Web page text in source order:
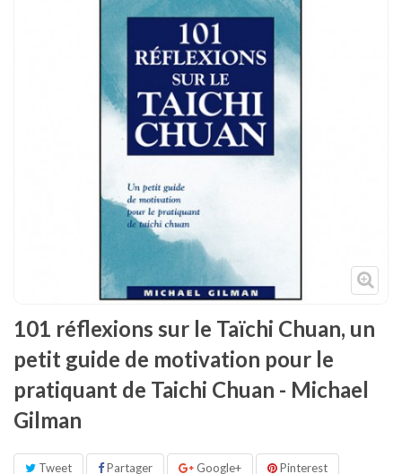
Protections
Cible de frappe
Condition physique
Accessoires
Décoration
101 réflexions sur le Taïchi Chuan, un
petit guide de motivation pour le
pratiquant de Taichi Chuan - Michael
Gilman
Tweet Partager Google+ Pinterest